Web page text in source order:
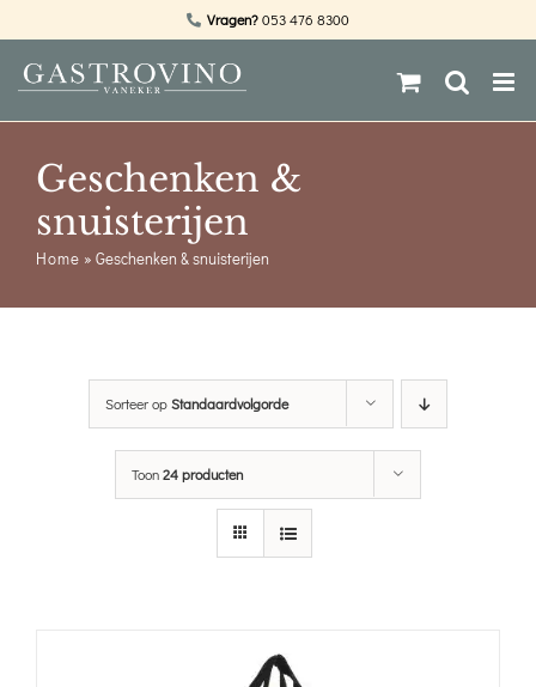
inhoud
Vragen?053 476 8300
Geschenken &
snuisterijen
Home » Geschenken & snuisterijen
Sorteer opStandaardvolgorde
Toon24 producten